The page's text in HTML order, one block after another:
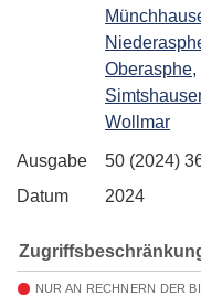
Oberasphe,
Wollmar
Ausgabe
50 (2024)
Datum
2024
NUR AN RECHNERN DER